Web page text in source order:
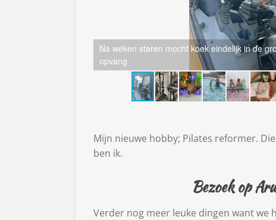
Na weken staren mocht koek eindelijk in de
opvang
Mijn nieuwe hobby; Pilates reformer.
ben ik.
Bezoek op
Verder nog meer leuke dingen want